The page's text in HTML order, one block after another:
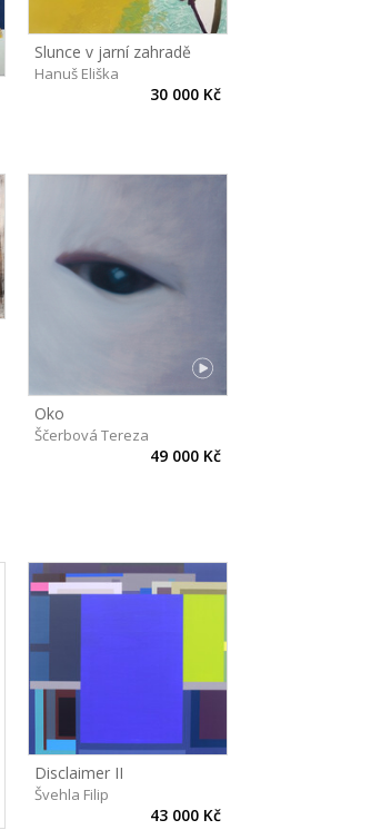
Slunce v jarní zahradě
Hanuš Eliška
30 000 Kč
Oko
Ščerbová Tereza
49 000 Kč
Disclaimer II
Švehla Filip
43 000 Kč